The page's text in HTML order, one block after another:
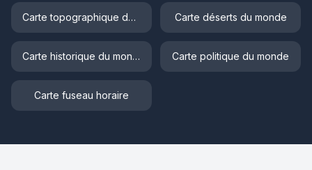
Carte topographique du monde Carte déserts du monde
Carte historique du monde Carte politique du monde
Carte fuseau horaire